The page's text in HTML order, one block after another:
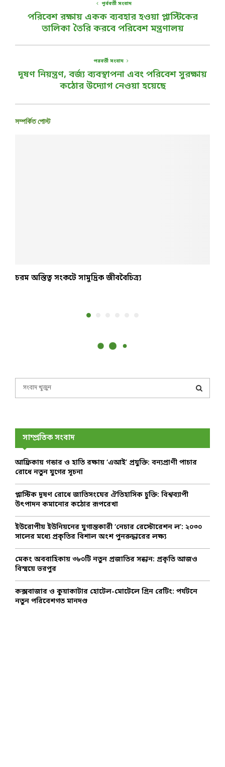
পূর্ববর্তী সংবাদ
পরিবেশ রক্ষায় একক ব্যবহার হওয়া প্লাস্টিকের
তালিকা তৈরি করবে পরিবেশ মন্ত্রণালয়
পরবর্তী সংবাদ
দূষণ নিয়ন্ত্রণ, বর্জ্য ব্যবস্থাপনা এবং পরিবেশ সুরক্ষায়
কঠোর উদ্যোগ নেওয়া হয়েছে
সম্পর্কিত পোস্ট
চরম অস্তিত্ব সংকটে সামুদ্রিক জীববৈচিত্র্য
f
r
E
A
সাম্প্রতিক সংবাদ
আফ্রিকায় গন্ডার ও হাতি রক্ষায় ‘এআই’ প্রযুক্তি: বন্যপ্রাণী পাচার
রোধে নতুন যুগের সূচনা
প্লাস্টিক দূষণ রোধে জাতিসংঘের ঐতিহাসিক চুক্তি: বিশ্বব্যাপী
উৎপাদন কমানোর কঠোর রূপরেখা
ইউরোপীয় ইউনিয়নের যুগান্তকারী ‘নেচার রেস্টোরেশন ল’: ২০৩০
সালের মধ্যে প্রকৃতির বিশাল অংশ পুনরুদ্ধারের লক্ষ্য
মেকং অববাহিকায় ৩৮০টি নতুন প্রজাতির সন্ধান: প্রকৃতি আজও
বিস্ময়ে ভরপুর
কক্সবাজার ও কুয়াকাটার হোটেল-মোটেলে গ্রিন রেটিং: পর্যটনে
নতুন পরিবেশগত মানদণ্ড